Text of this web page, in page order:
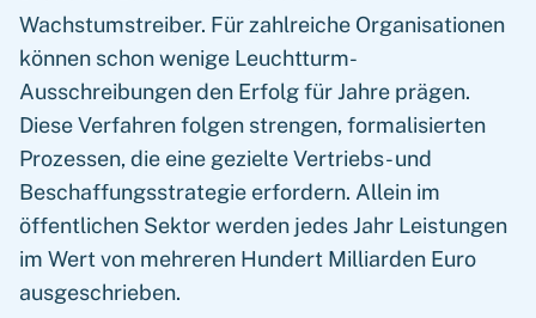
Wachstumstreiber. Für zahlreiche Organisationen
können schon wenige Leuchtturm-
Ausschreibungen den Erfolg für Jahre prägen.
Diese Verfahren folgen strengen, formalisierten
Prozessen, die eine gezielte Vertriebs- und
Beschaffungsstrategie erfordern. Allein im
öffentlichen Sektor werden jedes Jahr Leistungen
im Wert von mehreren Hundert Milliarden Euro
ausgeschrieben.